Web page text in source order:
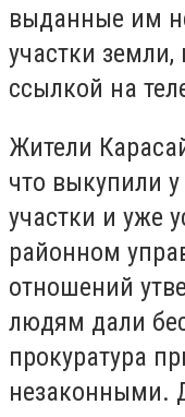
выданные им
участки земли,
ссылкой на
Жители
что выкупили
участки и уже
районном
отношений
людям дали
прокуратура
незаконными.